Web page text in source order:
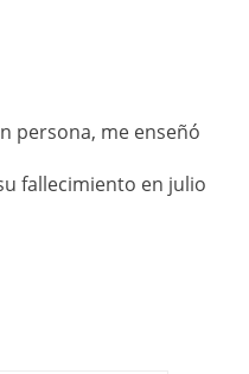
persona, me enseñó
fallecimiento en julio